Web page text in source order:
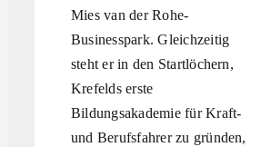
Mies van der Rohe-
Businesspark. Gleichzeitig
steht er in den Startlöchern,
Krefelds erste
Bildungsakademie für Kraft-
und Berufsfahrer zu gründen,